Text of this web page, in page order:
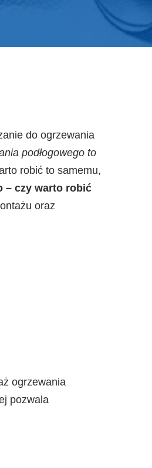
do ogrzewania
podłogowego to
robić to samemu,
– czy warto robić
oraz
ogrzewania
pozwala